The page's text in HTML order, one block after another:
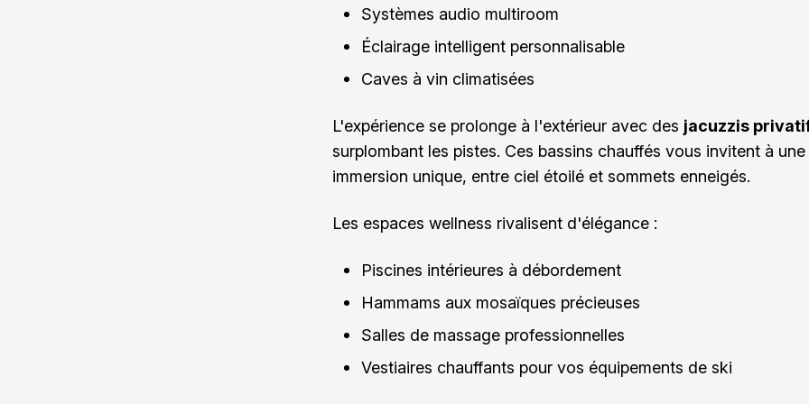
Systèmes audio multiroom
Éclairage intelligent personnalisable
Caves à vin climatisées
L'expérience se prolonge à l'extérieur avec des jacuzzis
surplombant les pistes. Ces bassins chauffés vous invitent à une
immersion unique, entre ciel étoilé et sommets enneigés.
Les espaces wellness rivalisent d'élégance :
Piscines intérieures à débordement
Hammams aux mosaïques précieuses
Salles de massage professionnelles
Vestiaires chauffants pour vos équipements de ski